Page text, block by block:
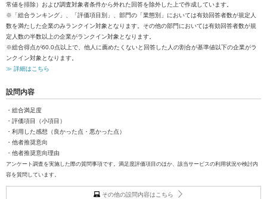
常値を排除）および調査対象者条件から外れた回答を除外した上で作成しています。
※「総合ランキング」、「評価項目別」、部門の「業態別」においては有効回答者数が規定人
数を満たした企業のみランクイン対象となります。その他の部門においては有効回答者数が規
定人数の半数以上の企業がランクイン対象となります。
※総合得点が60.0点以上で、他人に薦めたくないと回答した人の割合が基準値以下の企業がラ
ンクイン対象となります。
≫ 詳細はこちら
設問内容
・総合満足度
・評価項目（小項目）
・利用した感想（良かった点・悪かった点）
・他者推奨意向
・他者推奨意向理由
アンケート調査を実施した際の質問事項です。満足度評価項目のほか、該当サービスの利用状況や検討内
容を質問しています。
その他の設問内容はこちら